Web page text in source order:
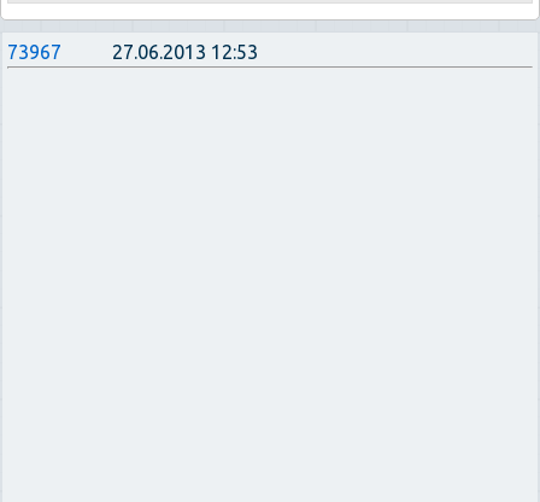
73967 27.06.2013 12:53